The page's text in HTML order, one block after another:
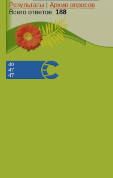
Результаты | Архив опросов
Всего ответов: 188